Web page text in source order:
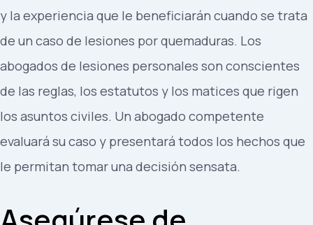
y la experiencia que le beneficiarán cuando se trata
de un caso de lesiones por quemaduras. Los
abogados de lesiones personales son conscientes
de las reglas, los estatutos y los matices que rigen
los asuntos civiles. Un abogado competente
evaluará su caso y presentará todos los hechos que
le permitan tomar una decisión sensata.